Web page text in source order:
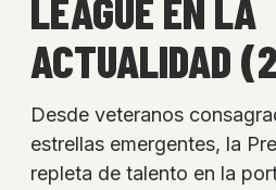
LEAGUE EN LA
ACTUALIDAD
Desde veteranos
estrellas emergentes, la
repleta de talento en la